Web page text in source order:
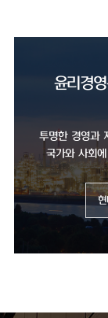
윤리경
투명한 경영과
국가와 사회